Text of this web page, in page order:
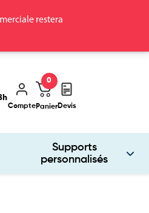
restera
Supports
personnalisés
ComptePanier
0
Devis